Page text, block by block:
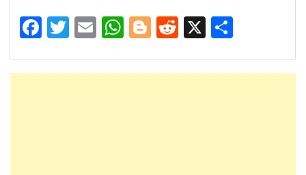
Facebook
Twitter
EmailWhatsApp
Blogger
Reddit
X